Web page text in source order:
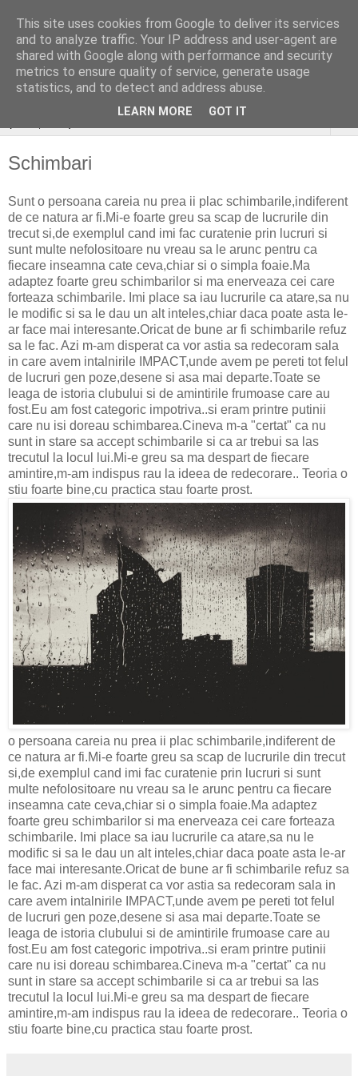
stiri si gânduri sociale
aleatoare..
Schimbari
Sunt o persoana careia nu prea ii plac schimbarile,indiferent
de ce natura ar fi.Mi-e foarte greu sa scap de lucrurile din
trecut si,de exemplul cand imi fac curatenie prin lucruri si
sunt multe nefolositoare nu vreau sa le arunc pentru ca
fiecare inseamna cate ceva,chiar si o simpla foaie.Ma
adaptez foarte greu schimbarilor si ma enerveaza cei care
forteaza schimbarile. Imi place sa iau lucrurile ca atare,sa nu
le modific si sa le dau un alt inteles,chiar daca poate asta le-
ar face mai interesante.Oricat de bune ar fi schimbarile refuz
sa le fac. Azi m-am disperat ca vor astia sa redecoram sala
in care avem intalnirile IMPACT,unde avem pe pereti tot felul
de lucruri gen poze,desene si asa mai departe.Toate se
leaga de istoria clubului si de amintirile frumoase care au
fost.Eu am fost categoric impotriva..si eram printre putinii
care nu isi doreau schimbarea.Cineva m-a "certat" ca nu
sunt in stare sa accept schimbarile si ca ar trebui sa las
trecutul la locul lui.Mi-e greu sa ma despart de fiecare
amintire,m-am indispus rau la ideea de redecorare.. Teoria o
stiu foarte bine,cu practica stau foarte prost.
o persoana careia nu prea ii plac schimbarile,indiferent de
ce natura ar fi.Mi-e foarte greu sa scap de lucrurile din trecut
si,de exemplul cand imi fac curatenie prin lucruri si sunt
multe nefolositoare nu vreau sa le arunc pentru ca fiecare
inseamna cate ceva,chiar si o simpla foaie.Ma adaptez
foarte greu schimbarilor si ma enerveaza cei care forteaza
schimbarile. Imi place sa iau lucrurile ca atare,sa nu le
modific si sa le dau un alt inteles,chiar daca poate asta le-ar
face mai interesante.Oricat de bune ar fi schimbarile refuz sa
le fac. Azi m-am disperat ca vor astia sa redecoram sala in
care avem intalnirile IMPACT,unde avem pe pereti tot felul
de lucruri gen poze,desene si asa mai departe.Toate se
leaga de istoria clubului si de amintirile frumoase care au
fost.Eu am fost categoric impotriva..si eram printre putinii
care nu isi doreau schimbarea.Cineva m-a "certat" ca nu
sunt in stare sa accept schimbarile si ca ar trebui sa las
trecutul la locul lui.Mi-e greu sa ma despart de fiecare
amintire,m-am indispus rau la ideea de redecorare.. Teoria o
stiu foarte bine,cu practica stau foarte prost.
This site uses cookies from Google to deliver its services
and to analyze traffic. Your IP address and user-agent are
shared with Google along with performance and security
metrics to ensure quality of service, generate usage
statistics, and to detect and address abuse.
LEARN MORE GOT IT